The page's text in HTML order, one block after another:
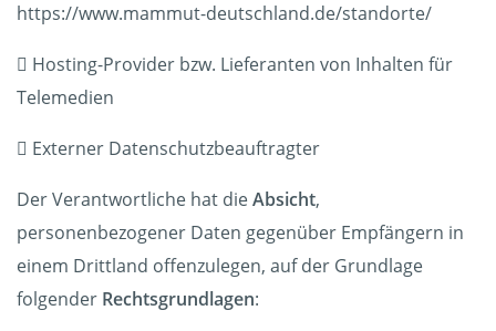
https://www.mammut-deutschland.de/standorte/
 Hosting-Provider bzw. Lieferanten von Inhalten für
Telemedien
 Externer Datenschutzbeauftragter
Der Verantwortliche hat dieAbsicht,
personenbezogener Daten gegenüber Empfängern in
einem Drittland offenzulegen, auf der Grundlage
folgender Rechtsgrundlagen: